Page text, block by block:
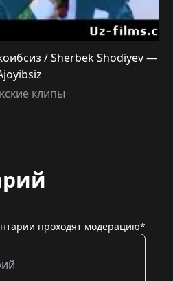
/ Sherbek Shodiyev —
клипы
проходят модерацию*